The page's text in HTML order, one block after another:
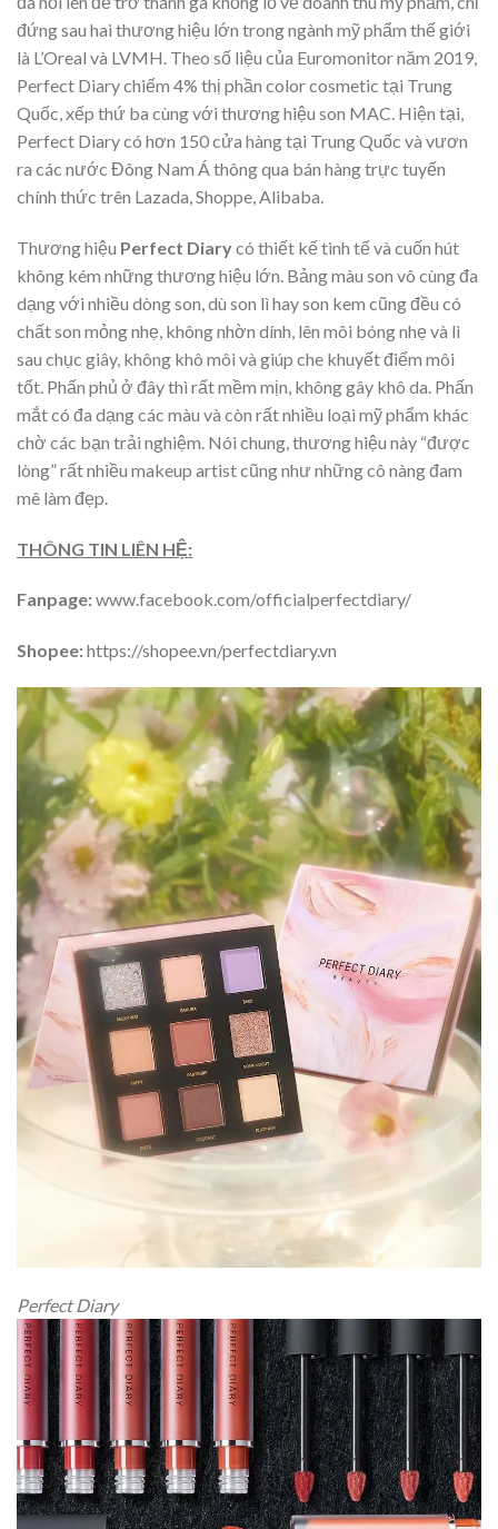
đứng sau hai thương hiệu lớn trong ngành mỹ phẩm thế giới
là L’Oreal và LVMH. Theo số liệu của Euromonitor năm 2019,
Perfect Diary chiếm 4% thị phần color cosmetic tại Trung
Quốc, xếp thứ ba cùng với thương hiệu son MAC. Hiện tại,
Perfect Diary có hơn 150 cửa hàng tại Trung Quốc và vươn
ra các nước Đông Nam Á thông qua bán hàng trực tuyến
chính thức trên Lazada, Shoppe, Alibaba.
Thương hiệu Perfect Diarycó thiết kế tinh tế và cuốn hút
không kém những thương hiệu lớn. Bảng màu son vô cùng đa
dạng với nhiều dòng son, dù son lì hay son kem cũng đều có
chất son mỏng nhẹ, không nhờn dính, lên môi bóng nhẹ và lì
sau chục giây, không khô môi và giúp che khuyết điểm môi
tốt. Phấn phủ ở đây thì rất mềm mịn, không gây khô da. Phấn
mắt có đa dạng các màu và còn rất nhiều loại mỹ phẩm khác
chờ các bạn trải nghiệm. Nói chung, thương hiệu này “được
lòng” rất nhiều makeup artist cũng như những cô nàng đam
mê làm đẹp.
THÔNG TIN LIÊN HỆ:
Fanpage:www.facebook.com/officialperfectdiary/
Shopee:https://shopee.vn/perfectdiary.vn
Perfect Diary